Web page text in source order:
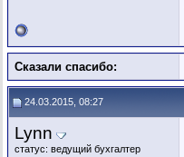
Сказали спасибо:
24.03.2015, 08:27
Lynn
статус: ведущий бухгалтер